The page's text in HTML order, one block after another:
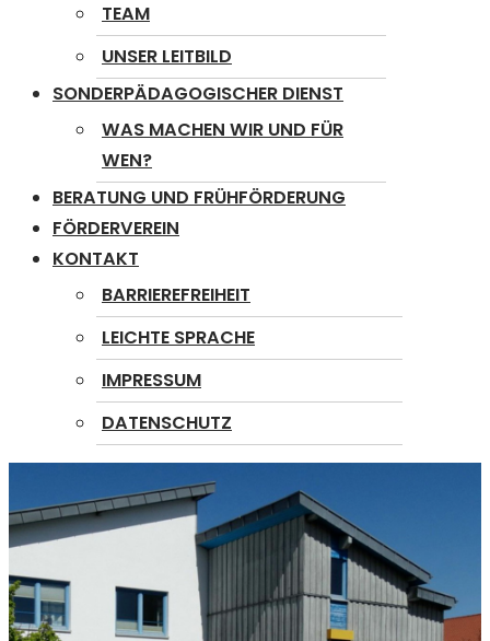
TEAM
UNSER LEITBILD
SONDERPÄDAGOGISCHER DIENST
WAS MACHEN WIR UND FÜR
WEN?
BERATUNG UND FRÜHFÖRDERUNG
FÖRDERVEREIN
KONTAKT
BARRIEREFREIHEIT
LEICHTE SPRACHE
IMPRESSUM
DATENSCHUTZ